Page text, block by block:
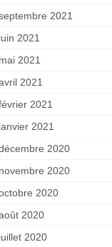
2021
juin 2021
mai 2021
2021
2021
janvier 2021
2020
novembre 2020
2020
2020
juillet 2020